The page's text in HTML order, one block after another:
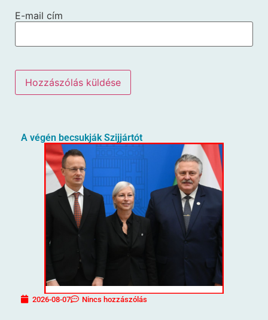
E-mail cím
A végén becsukják Szijjártót
2026-08-07 Nincs hozzászólás